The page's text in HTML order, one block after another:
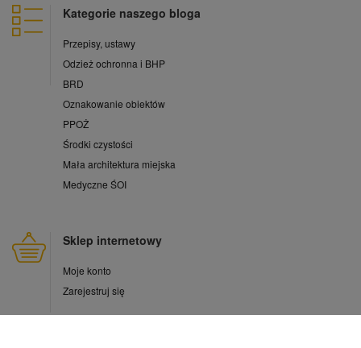
Kategorie naszego bloga
Przepisy, ustawy
Odzież ochronna i BHP
BRD
Oznakowanie obiektów
PPOŻ
Środki czystości
Mała architektura miejska
Medyczne ŚOI
Sklep internetowy
Moje konto
Zarejestruj się